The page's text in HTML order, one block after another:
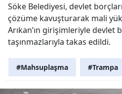
Söke Belediyesi, devlet
çözüme kavuşturarak mali
Arıkan’ın girişimleriyle devlet
taşınmazlarıyla takas edildi.
#Mahsuplaşma #Trampa